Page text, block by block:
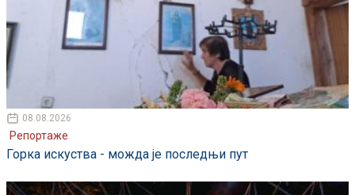
08.08.2026
Репортаже
Горка искуства - можда је последњи пут